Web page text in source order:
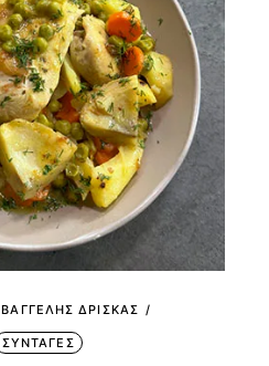
ΒΑΓΓΕΛΗΣ ΔΡΙΣΚΑΣ
ΣΥΝΤΑΓΕΣ